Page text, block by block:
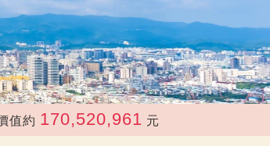
170,520,961 元